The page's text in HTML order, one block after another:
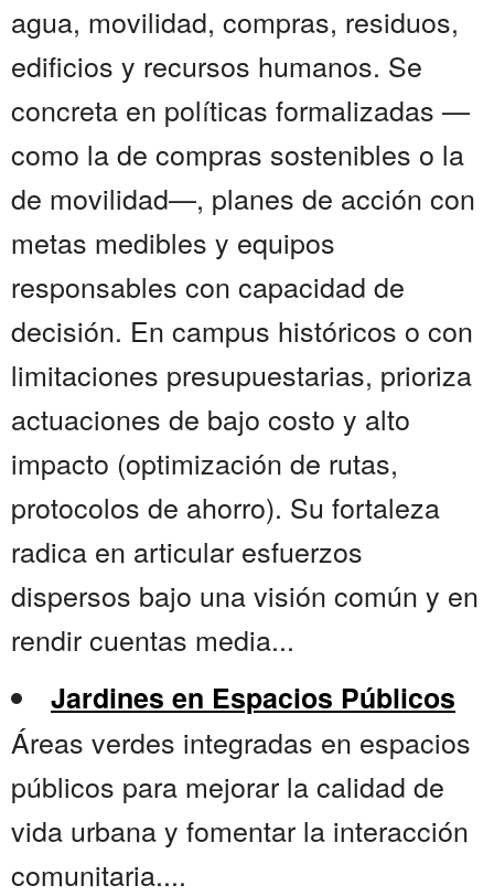
agua, movilidad, compras, residuos,
edificios y recursos humanos. Se
concreta en políticas formalizadas —
como la de compras sostenibles o la
de movilidad—, planes de acción con
metas medibles y equipos
responsables con capacidad de
decisión. En campus históricos o con
limitaciones presupuestarias, prioriza
actuaciones de bajo costo y alto
impacto (optimización de rutas,
protocolos de ahorro). Su fortaleza
radica en articular esfuerzos
dispersos bajo una visión común y en
rendir cuentas media...
Jardines en Espacios Públicos
Áreas verdes integradas en espacios
públicos para mejorar la calidad de
vida urbana y fomentar la interacción
comunitaria....